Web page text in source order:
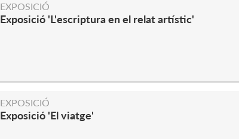
EXPOSICIÓ
Exposició 'L'escriptura en el relat artístic'
EXPOSICIÓ
Exposició 'El viatge'